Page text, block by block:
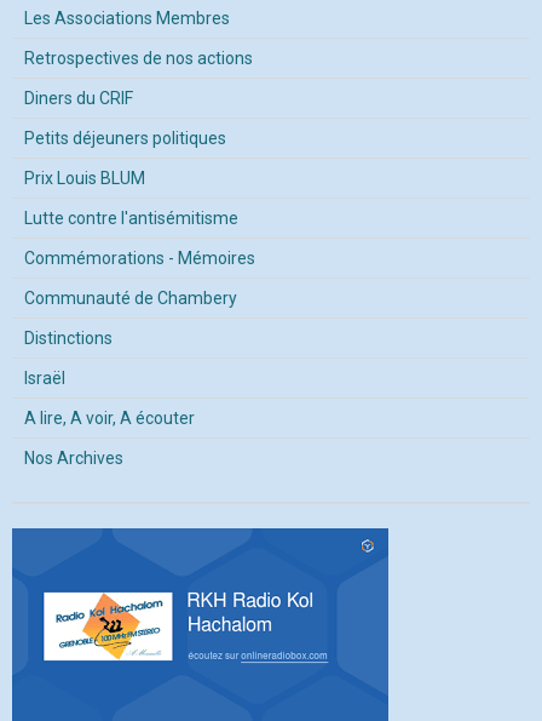
Les Associations Membres
Retrospectives de nos actions
Diners du CRIF
Petits déjeuners politiques
Prix Louis BLUM
Lutte contre l'antisémitisme
Commémorations - Mémoires
Communauté de Chambery
Distinctions
Israël
A lire, A voir, A écouter
Nos Archives